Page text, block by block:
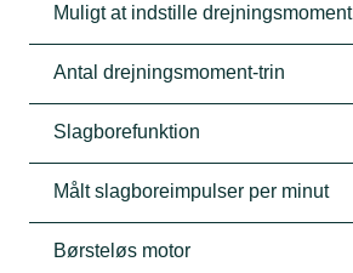
Muligt at indstille drejningsmoment
Antal drejningsmoment-trin
Slagborefunktion
Målt slagboreimpulser per minut
Børsteløs motor